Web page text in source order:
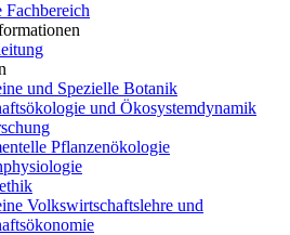
Fachbereich
und Spezielle Botanik
und Ökosystemdynamik
Pflanzenökologie
Volkswirtschaftslehre und